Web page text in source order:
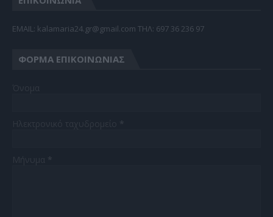
EMAIL: kalamaria24.gr@gmail.com TΗΛ: 697 36 236 97
ΦΌΡΜΑ ΕΠΙΚΟΙΝΩΝΊΑΣ